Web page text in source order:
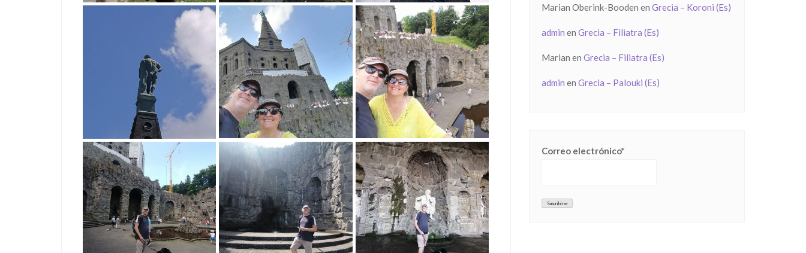
Marian Oberink-Booden en Grecia – Koroni (Es)
admin en Grecia – Filiatra (Es)
Marian en Grecia – Filiatra (Es)
admin en Grecia – Palouki (Es)
Correo electrónico*